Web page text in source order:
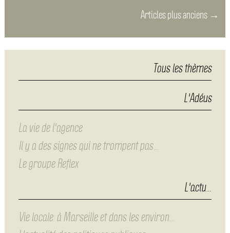
Articles plus anciens →
Tous les thèmes
L'Adéus
La vie de l'agence
Il y a des signes qui ne trompent pas…
Le groupe Reflex
L'actu…
Vie locale: à Marseille et dans les environ…